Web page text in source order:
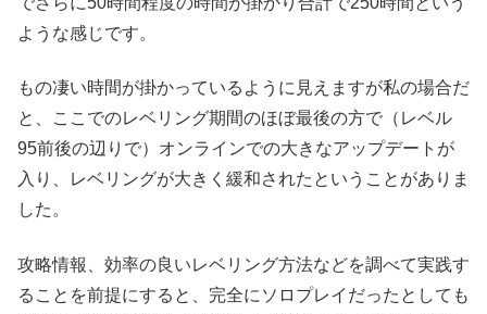
ような感じです。
もの凄い時間が掛かっているように見えますが私の場合だ
と、ここでのレベリング期間のほぼ最後の方で（レベル
95前後の辺りで）オンラインでの大きなアップデートが
入り、レベリングが大きく緩和されたということがありま
した。
攻略情報、効率の良いレベリング方法などを調べて実践す
ることを前提にすると、完全にソロプレイだったとしても